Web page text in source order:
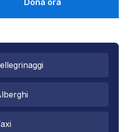
Dona ora